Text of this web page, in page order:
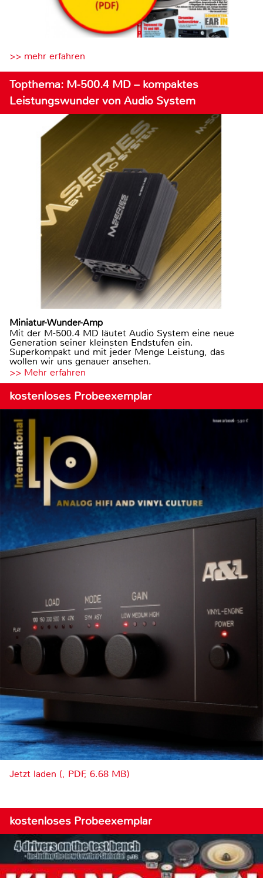
>> mehr erfahren
Topthema: M-500.4 MD – kompaktes
Leistungswunder von Audio System
Miniatur-Wunder-Amp
Mit der M-500.4 MD läutet Audio System eine neue
Generation seiner kleinsten Endstufen ein.
Superkompakt und mit jeder Menge Leistung, das
wollen wir uns genauer ansehen.
>> Mehr erfahren
kostenloses Probeexemplar
Jetzt laden (, PDF, 6.68 MB)
kostenloses Probeexemplar